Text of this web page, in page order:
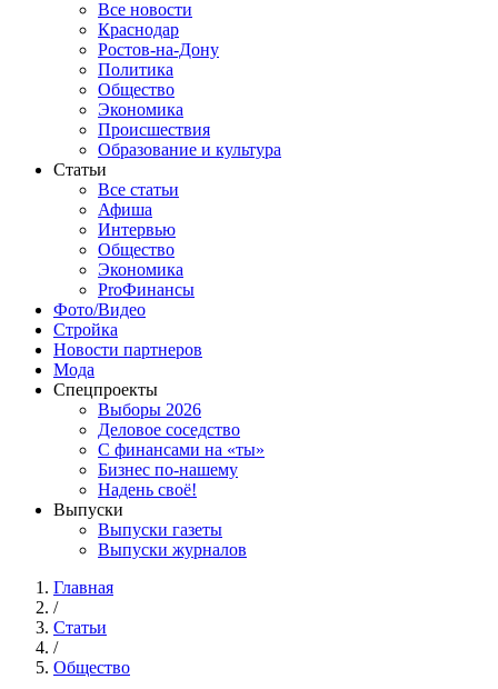
Все новости
Краснодар
Ростов-на-Дону
Политика
Общество
Экономика
Происшествия
Образование и культура
Статьи
Все статьи
Афиша
Интервью
Общество
Экономика
ProФинансы
Фото/Видео
Стройка
Новости партнеров
Мода
Спецпроекты
Выборы 2026
Деловое соседство
С финансами на «ты»
Бизнес по-нашему
Надень своё!
Выпуски
Выпуски газеты
Выпуски журналов
Главная
/
Статьи
/
Общество